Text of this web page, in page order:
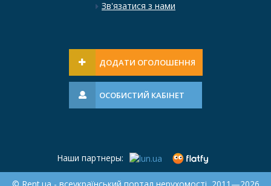
Зв'язатися з нами
ДОДАТИ ОГОЛОШЕННЯ
ОСОБИСТИЙ КАБІНЕТ
Наши партнеры:
© Rent.ua - всеукраїнський портал нерухомості, 2011—2026